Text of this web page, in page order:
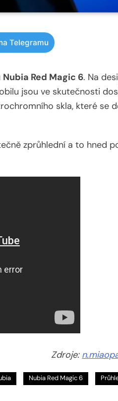
Telegramu
Nubia Red Magic 6. Na
jsou ve skutečnosti
skla, které se
zprůhlední a to hned
Zdroje:
Nubia Red Magic 6